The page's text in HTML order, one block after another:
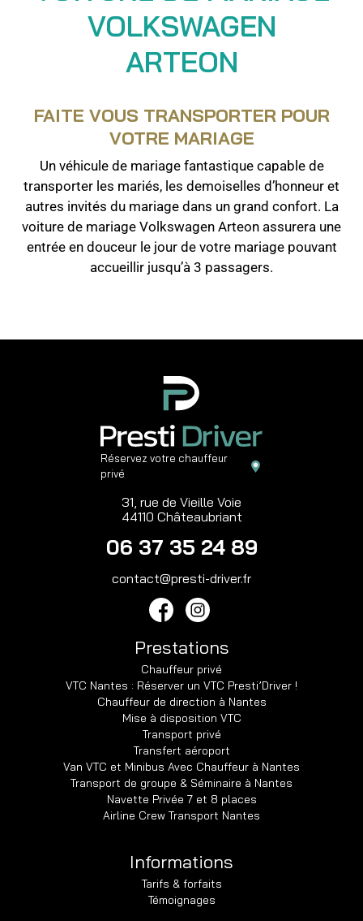
VOLKSWAGEN
ARTEON
FAITE VOUS TRANSPORTER POUR
VOTRE MARIAGE
Un véhicule de mariage fantastique capable de
transporter les mariés, les demoiselles d’honneur et
autres invités du mariage dans un grand confort. La
voiture de mariage Volkswagen Arteon assurera une
entrée en douceur le jour de votre mariage pouvant
accueillir jusqu’à 3 passagers.
Réservez votre chauffeur
privé
31, rue de Vieille Voie
44110 Châteaubriant
06 37 35 24 89
contact@presti-driver.fr
Prestations
Chauffeur privé
VTC Nantes : Réserver un VTC Presti’Driver !
Chauffeur de direction à Nantes
Mise à disposition VTC
Transport privé
Transfert aéroport
Van VTC et Minibus Avec Chauffeur à Nantes
Transport de groupe & Séminaire à Nantes
Navette Privée 7 et 8 places
Airline Crew Transport Nantes
Informations
Tarifs & forfaits
Témoignages